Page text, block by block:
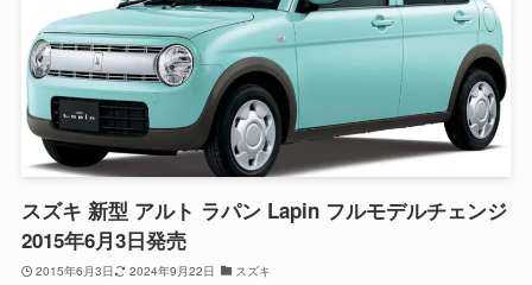
スズキ 新型 アルト ラパン Lapin フルモデルチェンジ
2015年6月3日発売
2015年6月3日 2024年9月22日 スズキ